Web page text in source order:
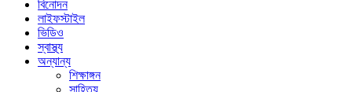
বিনোদন
লাইফস্টাইল
ভিডিও
স্বাস্থ্য
অন্যান্য
শিক্ষাঙ্গন
সাহিত্য